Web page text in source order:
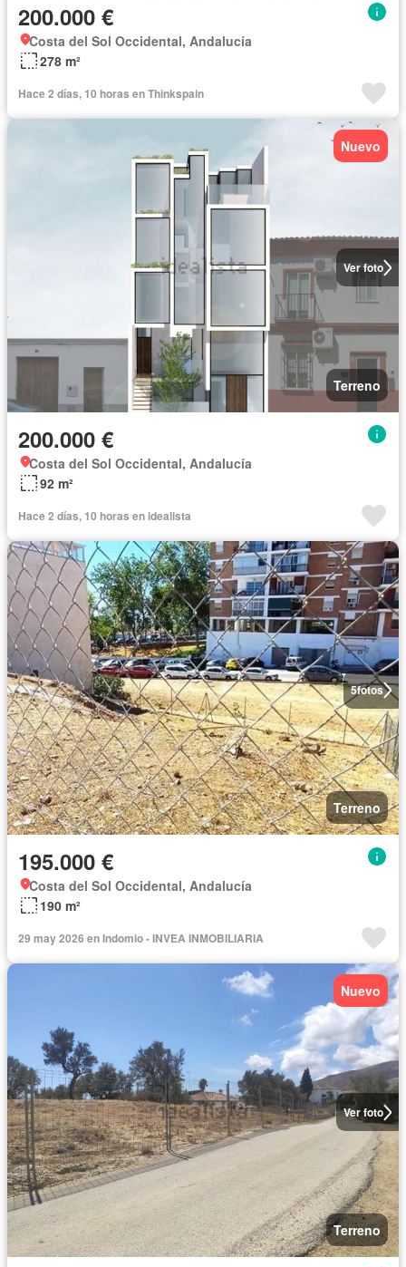
200.000 €
Costa del Sol Occidental, Andalucía
278 m²
Hace 2 días, 10 horas en Thinkspain
Ver foto
Nuevo
Terreno
200.000 €
Costa del Sol Occidental, Andalucía
92 m²
Hace 2 días, 10 horas en idealista
5fotos
Terreno
195.000 €
Costa del Sol Occidental, Andalucía
190 m²
29 may 2026 en Indomio - INVEA INMOBILIARIA
Ver foto
Nuevo
Terreno